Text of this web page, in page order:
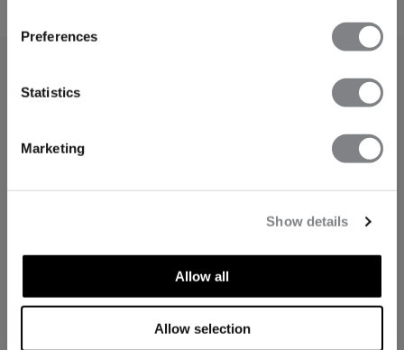
Preferences
Statistics
Marketing
Show details
Allow all
Allow selection